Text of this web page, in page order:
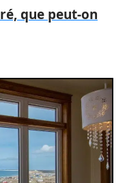
que peut-on